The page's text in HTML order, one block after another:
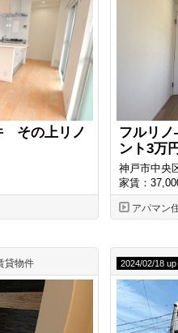
その上リノ
フルリ
ント3万
神戸市中央
家賃：
アパマン
貸物件 2024/02/18 up